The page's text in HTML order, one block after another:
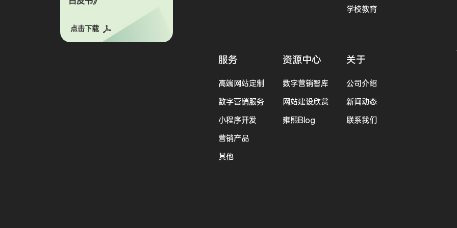
点击下载
学校教育
服务
高端网站定制
数字营销服务
小程序开发
营销产品
其他
资源中心
数字营销智库
网站建设欣赏
雍熙Blog
关于
公司介绍
新闻动态
联系我们